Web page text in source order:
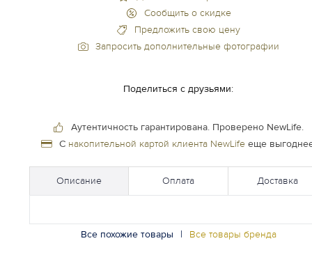
Сообщить о скидке
Предложить свою цену
Запросить дополнительные фотографии
Поделиться с друзьями:
Аутентичность гарантирована. Проверено NewLife.
С накопительной картой клиента NewLifeеще
Описание Оплата Доставка
Все похожие товары | Все товары бренда